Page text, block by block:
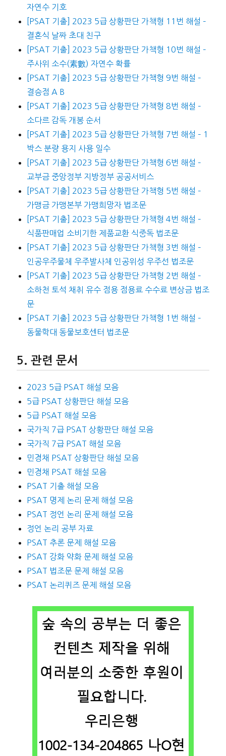
자연수 기호
[PSAT 기출] 2023 5급 상황판단 가책형 11번 해설 –
결혼식 날짜 초대 친구
[PSAT 기출] 2023 5급 상황판단 가책형 10번 해설 –
주사위 소수(素數) 자연수 확률
[PSAT 기출] 2023 5급 상황판단 가책형 9번 해설 –
결승점 A B
[PSAT 기출] 2023 5급 상황판단 가책형 8번 해설 –
소다르 감독 개봉 순서
[PSAT 기출] 2023 5급 상황판단 가책형 7번 해설 – 1
박스 분량 용지 사용 일수
[PSAT 기출] 2023 5급 상황판단 가책형 6번 해설 –
교부금 중앙정부 지방정부 공공서비스
[PSAT 기출] 2023 5급 상황판단 가책형 5번 해설 –
가맹금 가맹본부 가맹희망자 법조문
[PSAT 기출] 2023 5급 상황판단 가책형 4번 해설 –
식품판매업 소비기한 제품교환 식중독 법조문
[PSAT 기출] 2023 5급 상황판단 가책형 3번 해설 –
인공우주물체 우주발사체 인공위성 우주선 법조문
[PSAT 기출] 2023 5급 상황판단 가책형 2번 해설 –
소하천 토석 채취 유수 점용 점용료 수수료 변상금 법조
문
[PSAT 기출] 2023 5급 상황판단 가책형 1번 해설 –
동물학대 동물보호센터 법조문
관련 문서
2023 5급 PSAT 해설 모음
5급 PSAT 상황판단 해설 모음
5급 PSAT 해설 모음
국가직 7급 PSAT 상황판단 해설 모음
국가직 7급 PSAT 해설 모음
민경채 PSAT 상황판단 해설 모음
민경채 PSAT 해설 모음
PSAT 기출 해설 모음
PSAT 명제 논리 문제 해설 모음
PSAT 정언 논리 문제 해설 모음
정언 논리 공부 자료
PSAT 추론 문제 해설 모음
PSAT 강화 약화 문제 해설 모음
PSAT 법조문 문제 해설 모음
PSAT 논리퀴즈 문제 해설 모음